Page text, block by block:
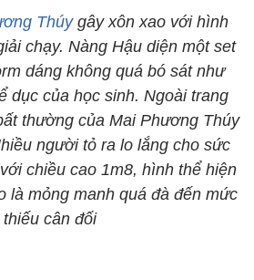
Thúygây xôn xao với hình
chạy. Nàng Hậu diện một set
dáng không quá bó sát như
dục của học sinh. Ngoài trang
thường của Mai Phương Thúy
người tỏ ra lo lắng cho sức
chiều cao 1m8, hình thể hiện
là mỏng manh quá đà đến mức
thiếu cân đối